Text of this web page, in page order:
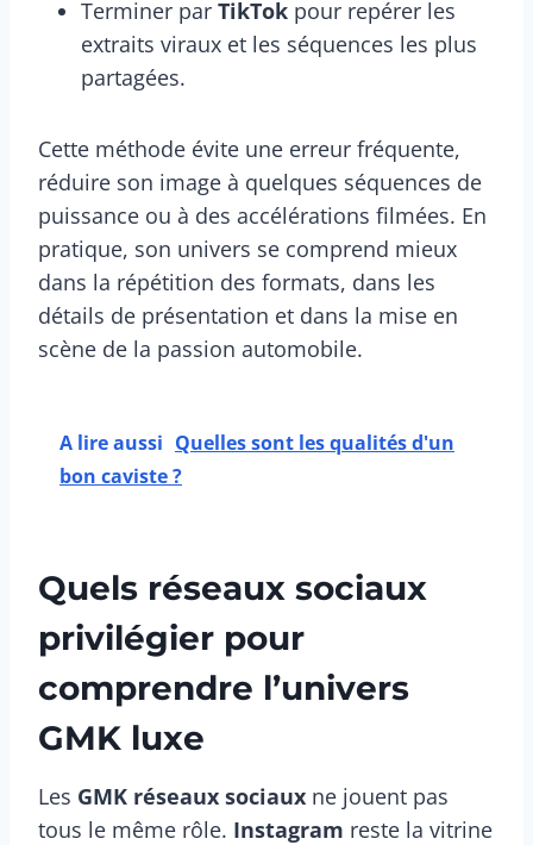
Terminer par TikTok pour repérer les
extraits viraux et les séquences les plus
partagées.
Cette méthode évite une erreur fréquente,
réduire son image à quelques séquences de
puissance ou à des accélérations filmées. En
pratique, son univers se comprend mieux
dans la répétition des formats, dans les
détails de présentation et dans la mise en
scène de la passion automobile.
A lire aussi Quelles sont les qualités d'un
bon caviste ?
Quels réseaux sociaux
privilégier pour
comprendre l’univers
GMK luxe
Les GMK réseaux sociaux ne jouent pas
tous le même rôle. Instagram reste la vitrine